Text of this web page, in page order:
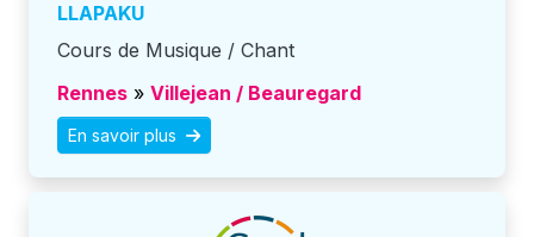
LLAPAKU
Cours de Musique / Chant
Rennes » Villejean / Beauregard
En savoir plus